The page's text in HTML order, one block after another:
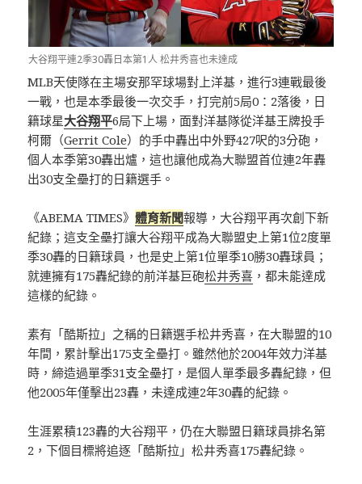
大谷翔平連2季30轟日本第1人 松井秀喜也未達成
MLB天使隊在主場安那罕球場對上洋基，進行3連戰最後
一戰，也是本季最後一次交手，打完前5局0：2落後，日
籍球星大谷翔平6局下上場，面對洋基隊從洋基王牌投手
柯爾（Gerrit Cole）的手中轟出中外野427呎的3分砲，
個人本季第30轟出爐，這也讓他成為大聯盟首位連2年轟
出30支全壘打的日籍選手。
《ABEMA TIMES》體育新聞報導，大谷翔平再次創下新
紀錄；這支全壘打讓大谷翔平成為大聯盟史上第1位2度單
季30轟的日籍球員，也是史上第1位單季10勝30轟球員；
就連擁有175轟紀錄的前洋基巨砲松井秀喜 ，都未能達成
這樣的紀錄。
素有「酷斯拉」之稱的日籍選手松井秀喜，在大聯盟的10
年間，累計擊出175支全壘打。雖然他於2004年效力洋基
時，締造過單季31支全壘打，是個人單季最多轟紀錄，但
他2005年僅擊出23轟，未達成連2年30轟的紀錄。
生涯累積123轟的大谷翔平，仍在大聯盟日籍球員排名第
2，下個目標將追逐「酷斯拉」松井秀喜175轟紀錄。